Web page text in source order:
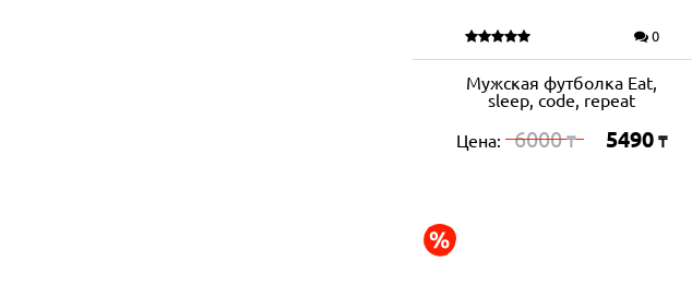
0
Мужская футболка Eat,
sleep, code, repeat
Цена: 6000₸ 5490 ₸